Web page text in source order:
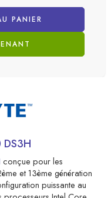
PANIER
DS3H
conçue pour les
et 13ème génération
puissante au